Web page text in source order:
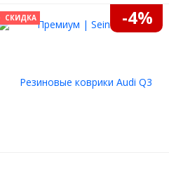
СКИДКА -4%